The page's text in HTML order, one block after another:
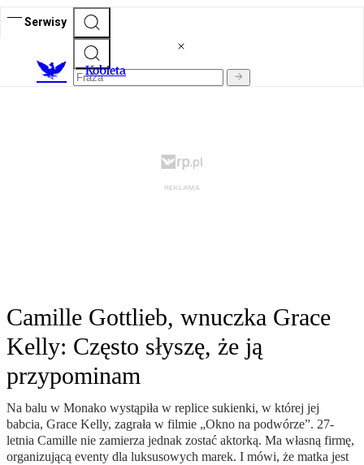
Serwisy
Kobieta
Camille Gottlieb, wnuczka Grace
Kelly: Często słyszę, że ją
przypominam
Na balu w Monako wystąpiła w replice sukienki, w której jej
babcia, Grace Kelly, zagrała w filmie „Okno na podwórze”. 27-
letnia Camille nie zamierza jednak zostać aktorką. Ma własną firmę,
organizującą eventy dla luksusowych marek. I mówi, że matka jest